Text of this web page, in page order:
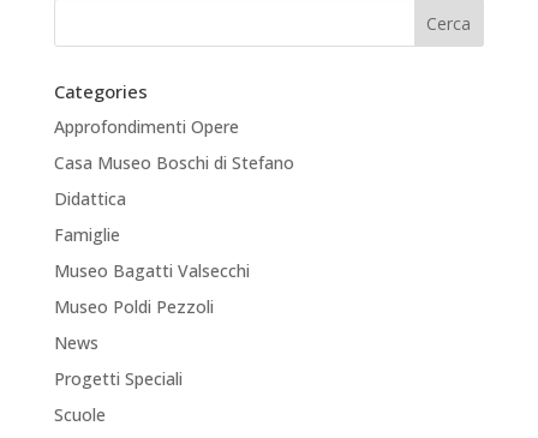
Categories
Approfondimenti Opere
Casa Museo Boschi di Stefano
Didattica
Famiglie
Museo Bagatti Valsecchi
Museo Poldi Pezzoli
News
Progetti Speciali
Scuole